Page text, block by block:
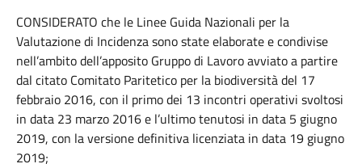
CONSIDERATO che le Linee Guida Nazionali per la
Valutazione di Incidenza sono state elaborate e condivise
nell’ambito dell’apposito Gruppo di Lavoro avviato a partire
dal citato Comitato Paritetico per la biodiversità del 17
febbraio 2016, con il primo dei 13 incontri operativi svoltosi
in data 23 marzo 2016 e l’ultimo tenutosi in data 5 giugno
2019, con la versione definitiva licenziata in data 19 giugno
2019;